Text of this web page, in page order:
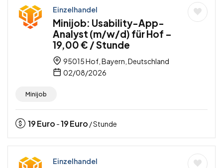
Einzelhandel
Minijob: Usability-App-
Analyst (m/w/d) für Hof –
19,00 € / Stunde
95015 Hof, Bayern, Deutschland
02/08/2026
Minijob
19Euro -19Euro / Stunde
Einzelhandel